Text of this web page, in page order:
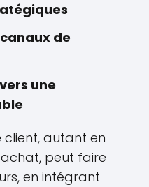
de
une
client, autant en
peut faire
en intégrant